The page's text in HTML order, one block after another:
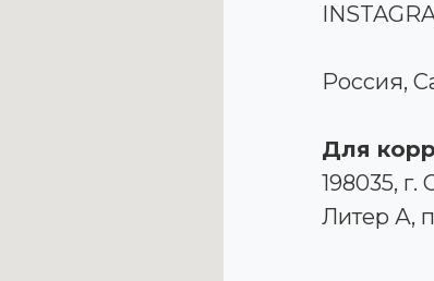
Россия,
Для
198035, г.
Литер А,